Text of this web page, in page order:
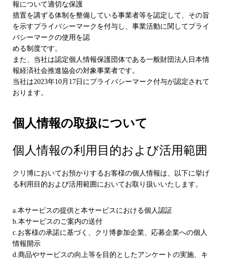
報について適切な保護
措置を講ずる体制を整備している事業者等を認定して、その旨
を示すプライバシーマークを付与し、事業活動に関してプライ
バシーマークの使用を認
める制度です。
また、当社は認定個人情報保護団体である一般財団法人日本情
報経済社会推進協会の対象事業者です。
当社は2023年10月17日にプライバシーマーク付与が認定されて
おります。
個人情報の取扱について
個人情報の利用目的および活用範囲
クリ博においてお預かりするお客様の個人情報は、以下に挙げ
る利用目的および活用範囲においてお取り扱いいたします。
a.本サービスの提供と本サービスにおける個人認証
b.本サービスのご案内の送付
c.お客様の承諾に基づく、クリ博参加企業、応募企業への個人
情報開示
d.商品やサービスの向上等を目的としたアンケートの実施、キ